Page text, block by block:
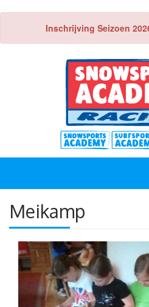
Inschrijving Seizoen
Meikamp